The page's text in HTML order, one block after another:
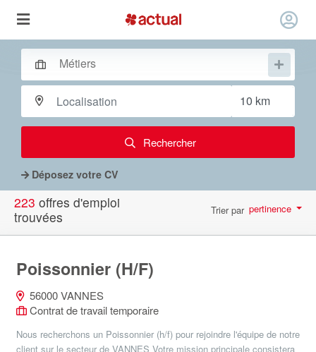
Rechercher
Déposez votre CV
223 offres d'emploi
trouvées
Trier par pertinence
Poissonnier (H/F)
56000 VANNES
Contrat de travail temporaire
Nous recherchons un Poissonnier (h/f) pour rejoindre l'équipe de notre
client sur le secteur de VANNES Votre mission principale consistera